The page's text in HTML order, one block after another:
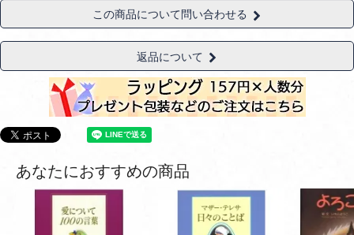
この商品について問い合わせる
返品について
あなたにおすすめの商品